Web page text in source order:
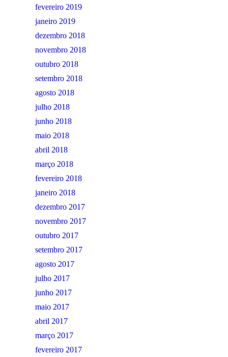
fevereiro 2019
janeiro 2019
dezembro 2018
novembro 2018
outubro 2018
setembro 2018
agosto 2018
julho 2018
junho 2018
maio 2018
abril 2018
março 2018
fevereiro 2018
janeiro 2018
dezembro 2017
novembro 2017
outubro 2017
setembro 2017
agosto 2017
julho 2017
junho 2017
maio 2017
abril 2017
março 2017
fevereiro 2017